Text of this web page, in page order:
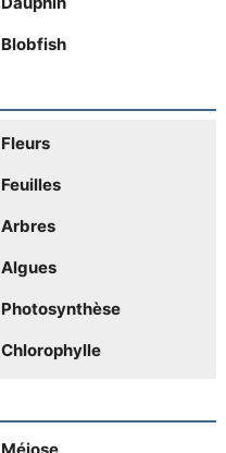
Blobfish
Fleurs
Feuilles
Arbres
Algues
Photosynthèse
Chlorophylle